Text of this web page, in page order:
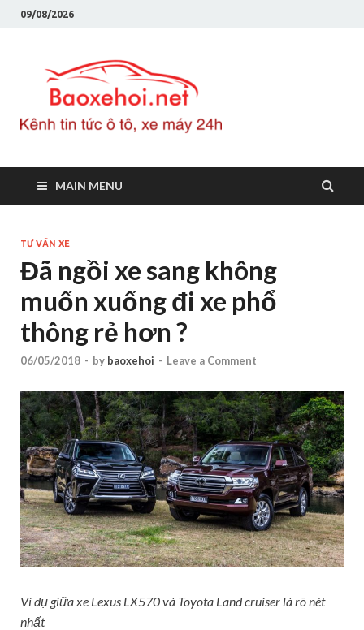
09/08/2026
MAIN MENU
TƯ VẤN XE
Đã ngồi xe sang không
muốn xuống đi xe phổ
thông rẻ hơn ?
06/05/2018 - by baoxehoi - Leave a Comment
Ví dụ giữa xe Lexus LX570 và Toyota Land cruiser là rõ nét
nhất